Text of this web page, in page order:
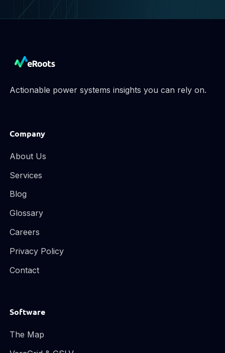
Actionable power systems insights you can rely on.
Company
About Us
Services
Blog
Glossary
Careers
Privacy Policy
Contact
Software
The Map